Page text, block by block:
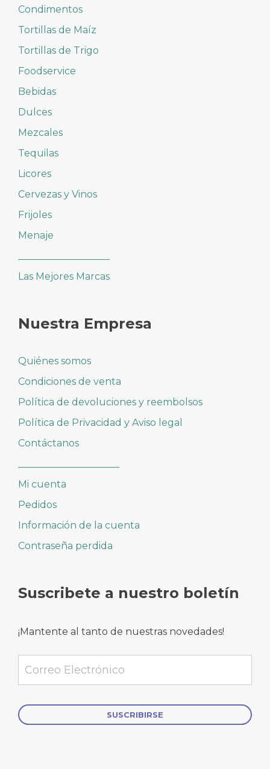
Condimentos
Tortillas de Maíz
Tortillas de Trigo
Foodservice
Bebidas
Dulces
Mezcales
Tequilas
Licores
Cervezas y Vinos
Frijoles
Menaje
Las Mejores Marcas
Nuestra Empresa
Quiénes somos
Condiciones de venta
Política de devoluciones y reembolsos
Política de Privacidad y Aviso legal
Contáctanos
Mi cuenta
Pedidos
Información de la cuenta
Contraseña perdida
Suscribete a nuestro boletín
¡Mantente al tanto de nuestras novedades!